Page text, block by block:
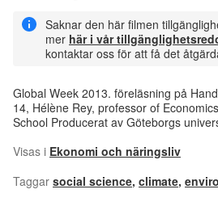
Saknar den här filmen
mer här i vår
kontaktar oss för att få det
Global Week 2013. föreläsning på
14, Hélène Rey, professor of
School Producerat av Göteborgs
Visas i Ekonomi och näringsliv
Taggar social science, climate,